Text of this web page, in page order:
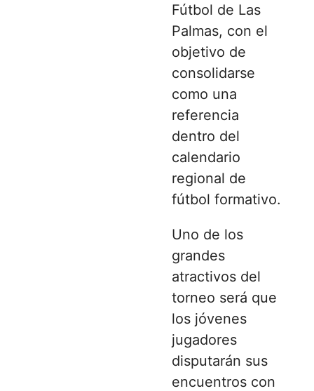
Fútbol de Las
Palmas, con el
objetivo de
consolidarse
como una
referencia
dentro del
calendario
regional de
fútbol formativo.
Uno de los
grandes
atractivos del
torneo será que
los jóvenes
jugadores
disputarán sus
encuentros con